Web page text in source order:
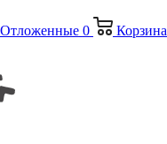
Отложенные 0 Корзина